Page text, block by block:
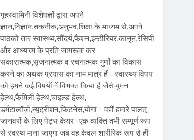
गृहस्वामिनी विशेषज्ञों द्वारा अपने
ज्ञान,विज्ञान,तकनीक,अनुभव,शिक्षा के माध्यम से,अपने
पाठकों तक स्वास्थ्य,सौंदर्य,फैशन,इन्टीरियर,कानून,रेसिपी
और आध्यात्म के प्रति जागरूक कर
सकारात्मक,सृजनात्मक व रचनात्मक गुणों का विकास
करने का अथक प्रयास का नाम मात्र हैं। स्वास्थ्य विषय
को हमने कई विषयों में विभक्त किया है जैसे-वुमन
हेल्थ,फैमिली हेल्थ,चाइल्ड हेल्थ,
डर्मटालॉजी,न्यूट्रीशन,फिटनेस,योगा। वहीं हमारे पालतू
जानवरों के लिए पेट्स केयर।एक व्यक्ति तभी सम्पूर्ण रूप
से स्वस्थ माना जाएगा जब वह केवल शारीरिक रूप से ही